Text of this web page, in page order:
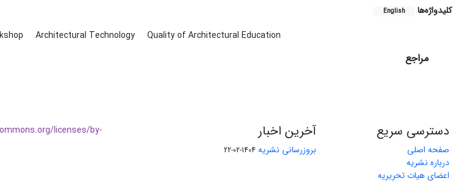
کلیدواژه‌ها English
Architectural Technology Quality of Architectural Education
مراجع
دسترسی سریع
صفحه اصلی
درباره نشریه
اعضای هیات تحریریه
آخرین اخبار
بروزرسانی نشریه 1404-02-22
licenses/by-